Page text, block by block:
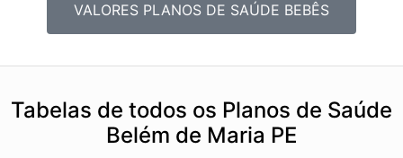
VALORES PLANOS DE SAÚDE BEBÊS
Tabelas de todos os Planos de Saúde
Belém de Maria PE